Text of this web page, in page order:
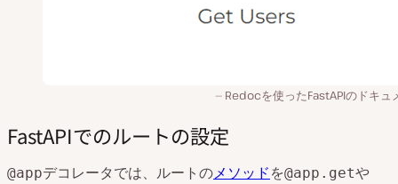
Redocを使ったFastAPIのドキュ
FastAPIでのルートの設定
@appデコレータでは、ルートのメソッドを@app.getや